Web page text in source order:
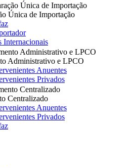
Única de Importação
Única de Importação
Internacionais
Administrativo e LPCO
Administrativo e LPCO
Anuentes
Privados
Centralizado
Centralizado
Anuentes
Privados